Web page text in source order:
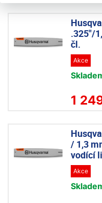
.325"/
čl.
Akce
1
/ 1,3
vodící
Akce